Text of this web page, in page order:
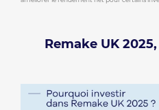
Remake UK